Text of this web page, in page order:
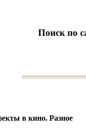
Поиск по
в кино. Разное